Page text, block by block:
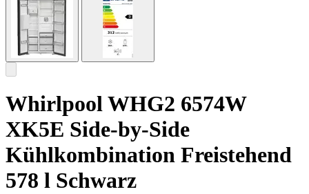
Whirlpool WHG2 6574W
XK5E Side-by-Side
Kühlkombination Freistehend
578 l Schwarz